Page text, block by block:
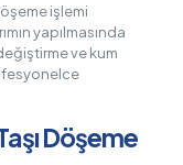
işlemi
yapılmasında
ve kum
Döşeme